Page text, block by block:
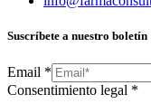
Suscríbete a nuestro boletín
Email *
Consentimiento legal *